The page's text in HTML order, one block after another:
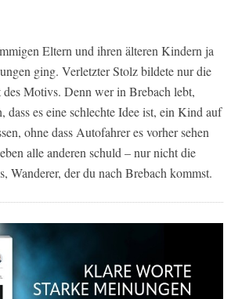
Eltern und ihren älteren Kindern ja
ging. Verletzter Stolz bildete nur die
des Motivs. Denn wer in Brebach lebt,
dass es eine schlechte Idee ist, ein Kind auf
ohne dass Autofahrer es vorher sehen
alle anderen schuld – nur nicht die
Wanderer, der du nach Brebach kommst.